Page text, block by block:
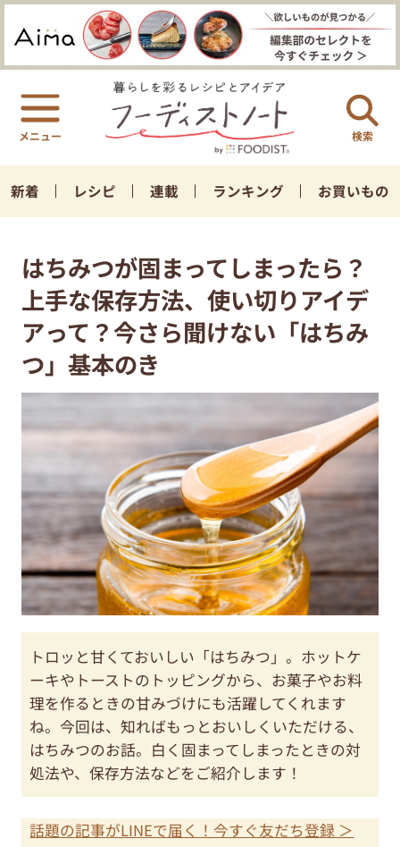
検索
新着 レシピ 連載 ランキング お買いもの
はちみつが固まってしまったら？
上手な保存方法、使い切りアイデ
アって？今さら聞けない「はちみ
つ」基本のき
トロッと甘くておいしい「はちみつ」。ホットケ
ーキやトーストのトッピングから、お菓子やお料
理を作るときの甘みづけにも活躍してくれます
ね。今回は、知ればもっとおいしくいただける、
はちみつのお話。白く固まってしまったときの対
処法や、保存方法などをご紹介します！
話題の記事がLINEで届く！今すぐ友だち登録 ＞